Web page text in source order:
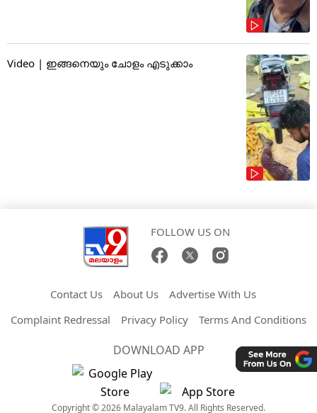
Video | ഇങ്ങനെയും ചോളം എടുക്കാം
FOLLOW US ON
Contact Us About Us
Advertise With Us
Complaint Redressal
Privacy Policy Terms And Conditions
DOWNLOAD APP
Copyright © 2026 Malayalam TV9. All Rights Reserved.